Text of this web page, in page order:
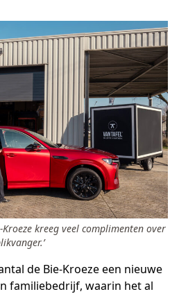
kreeg veel complimenten over
de Bie-Kroeze een nieuwe
familiebedrijf, waarin het al